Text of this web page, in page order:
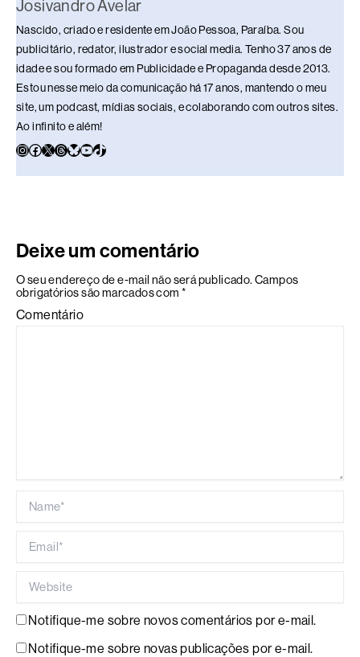
Josivandro Avelar
Nascido, criado e residente em João Pessoa, Paraíba. Sou
publicitário, redator, ilustrador e social media. Tenho 37 anos de
idade e sou formado em Publicidade e Propaganda desde 2013.
Estou nesse meio da comunicação há 17 anos, mantendo o meu
site, um podcast, mídias sociais, e colaborando com outros sites.
Ao infinito e além!
Deixe um comentário
O seu endereço de e-mail não será publicado. Campos
obrigatórios são marcados com *
Comentário
Notifique-me sobre novos comentários por e-mail.
Notifique-me sobre novas publicações por e-mail.